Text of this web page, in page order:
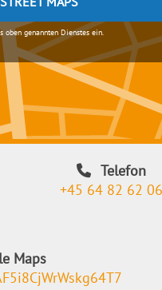
oben genannten Dienstes ein.
Telefon
+45 64 82 62 06
Maps